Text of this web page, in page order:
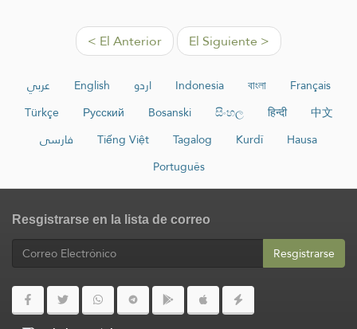
< El Anterior El Siguiente >
عربي English اردو Indonesia বাংলা
Français
Türkçe
Русский Bosanski සිංහල हिन्दी
中文
فارسی
Tiếng Việt Tagalog Kurdî
Hausa
Português
Resgistrarse en la lista de correo
Resgistrarse